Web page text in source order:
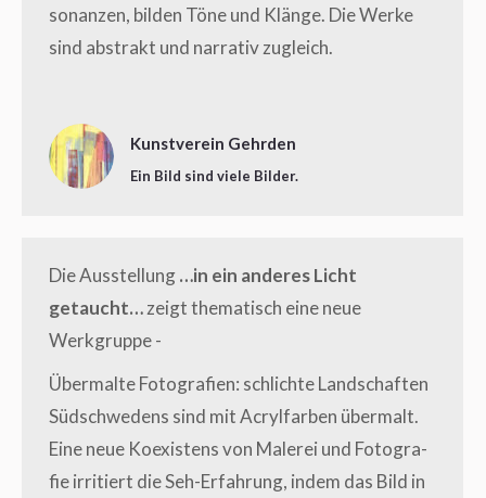
so­nan­zen, bil­den Töne und Klän­ge. Die Wer­ke
sind abs­trakt und nar­ra­tiv zugleich.
Kunstverein Gehrden
Ein Bild sind viele Bilder.
Die Aus­stel­lung…in ein ande­res Licht
getaucht…zeigt the­ma­tisch eine neue
Werkgruppe -
Über­mal­te Foto­gra­fien: schlich­te Land­schaf­ten
Süd­schwe­dens sind mit Acryl­far­ben über­malt.
Eine neue Koexis­tens von Male­rei und Foto­gra­
fie irri­tiert die Seh-Erfah­rung, indem das Bild in